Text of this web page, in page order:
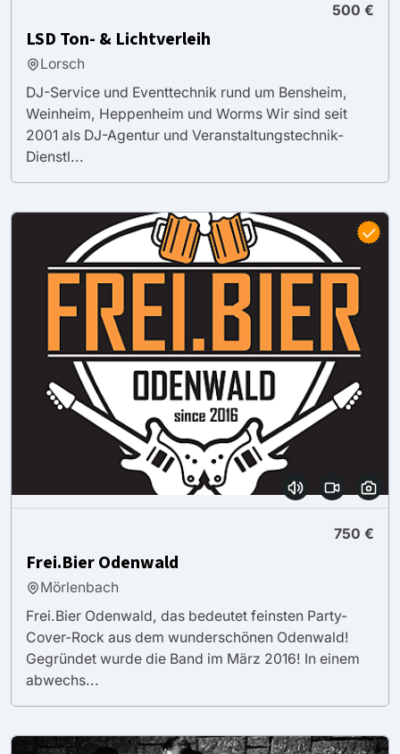
500 €
LSD Ton- & Lichtverleih
Lorsch
DJ-Service und Eventtechnik rund um Bensheim,
Weinheim, Heppenheim und Worms Wir sind seit
2001 als DJ-Agentur und Veranstaltungstechnik-
Dienstl...
750 €
Frei.Bier Odenwald
Mörlenbach
Frei.Bier Odenwald, das bedeutet feinsten Party-
Cover-Rock aus dem wunderschönen Odenwald!
Gegründet wurde die Band im März 2016! In einem
abwechs...